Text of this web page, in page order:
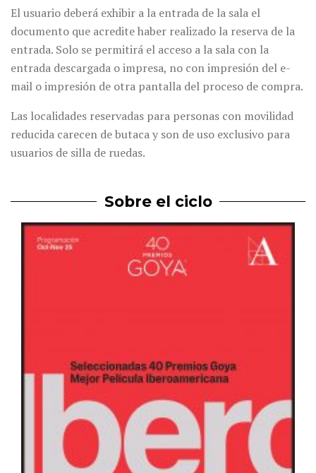
El usuario deberá exhibir a la entrada de la sala el
documento que acredite haber realizado la reserva de la
entrada. Solo se permitirá el acceso a la sala con la
entrada descargada o impresa, no con impresión del e-
mail o impresión de otra pantalla del proceso de compra.
Las localidades reservadas para personas con movilidad
reducida carecen de butaca y son de uso exclusivo para
usuarios de silla de ruedas.
Sobre el ciclo